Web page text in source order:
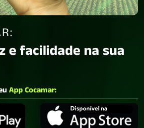
e facilidade na sua
App Cocamar: